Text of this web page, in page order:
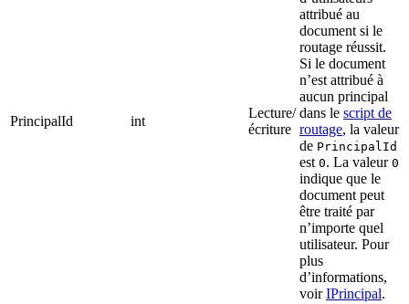
PrincipalId int
Lecture/
écriture
attribué au
document si le
routage réussit.
Si le document
n’est attribué à
aucun principal
dans le script de
routage, la valeur
de PrincipalId
est 0. La valeur 0
indique que le
document peut
être traité par
n’importe quel
utilisateur. Pour
plus
d’informations,
voirIPrincipal.